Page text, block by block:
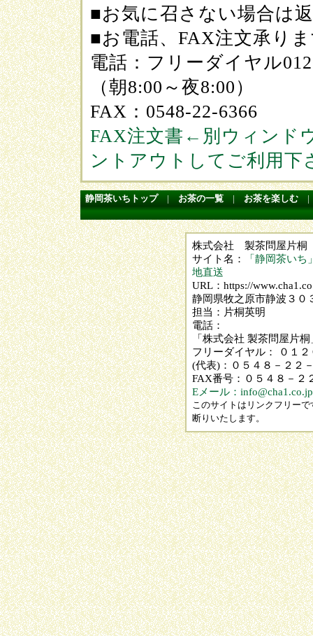
■お気に召さない場合は
■お電話、FAX注文承り
電話：フリーダイヤル
（朝8:00～夜8:00）
FAX：0548-22-6366
FAX注文書←別ウィンド
ントアウトしてご利用下
静岡茶いちトップ| お茶の一覧 | お茶を楽しむ
株式会社 製茶問屋片桐
サイト名：
「静岡茶い
地直送
URL：https://
静岡県牧之原市静波３０
担当：片桐英明
電話：
「株式会社 製茶問屋片
フリーダイヤル： ０１
(代表)：０５４８－２２
FAX番号：０５４８－２
Eメール：info@cha1.co.jp
このサイトはリンクフリー
断りいたします。